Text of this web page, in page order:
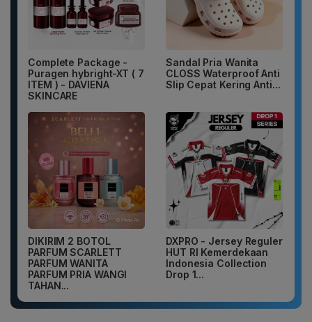
Complete Package -
Puragen hybright-XT ( 7
ITEM ) - DAVIENA
SKINCARE
Sandal Pria Wanita
CLOSS Waterproof Anti
Slip Cepat Kering Anti...
DIKIRIM 2 BOTOL
PARFUM SCARLETT
PARFUM WANITA
PARFUM PRIA WANGI
TAHAN...
DXPRO - Jersey Reguler
HUT RI Kemerdekaan
Indonesia Collection
Drop 1...